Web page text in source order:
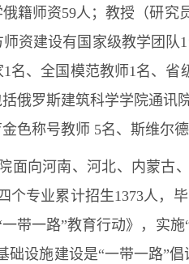
籍师资59人；教授（研
资建设有国家级教学团
名、全国模范教师1名、
俄罗斯建筑科学学院通
色称号教师 5名、斯维尔
面向河南、河北、内蒙古
个专业累计招生1373人，
带一路”教育行动》，实
础设施建设是“一带一路”